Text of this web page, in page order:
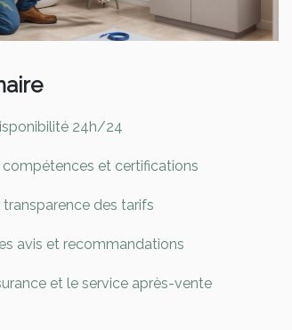
24h/24
compétences et certifications
des tarifs
avis et recommandations
et le service après-vente